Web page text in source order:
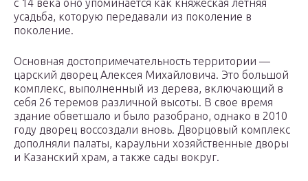
с 14 века оно упоминается как княжеская летняя
усадьба, которую передавали из поколение в
поколение.
Основная достопримечательность территории —
царский дворец Алексея Михайловича. Это большой
комплекс, выполненный из дерева, включающий в
себя 26 теремов различной высоты. В свое время
здание обветшало и было разобрано, однако в 2010
году дворец воссоздали вновь. Дворцовый комплекс
дополняли палаты, караульни хозяйственные дворы
и Казанский храм, а также сады вокруг.